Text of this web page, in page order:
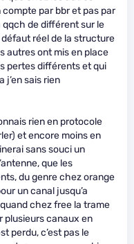
par bbr et pas par
qqch de différent sur le
réel de la structure
autres ont mis en place
pertes différents et qui
j’en sais rien
rien en protocole
et encore moins en
sans souci un
que les
du genre chez orange
un canal jusqu’a
chez free la trame
plusieurs canaux en
perdu, c’est pas le